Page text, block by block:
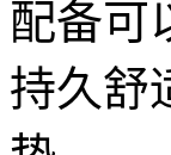
配备可
持久舒